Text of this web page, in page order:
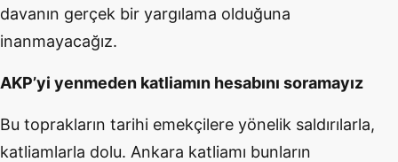
davanın gerçek bir yargılama olduğuna
inanmayacağız.
AKP’yi yenmeden katliamın hesabını soramayız
Bu toprakların tarihi emekçilere yönelik saldırılarla,
katliamlarla dolu. Ankara katliamı bunların